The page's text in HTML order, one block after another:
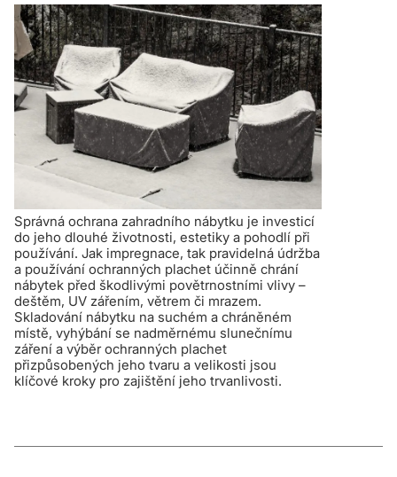
Správná ochrana zahradního nábytku je investicí
do jeho dlouhé životnosti, estetiky a pohodlí při
používání. Jak impregnace, tak pravidelná údržba
a používání ochranných plachet účinně chrání
nábytek před škodlivými povětrnostními vlivy –
deštěm, UV zářením, větrem či mrazem.
Skladování nábytku na suchém a chráněném
místě, vyhýbání se nadměrnému slunečnímu
záření a výběr ochranných plachet
přizpůsobených jeho tvaru a velikosti jsou
klíčové kroky pro zajištění jeho trvanlivosti.